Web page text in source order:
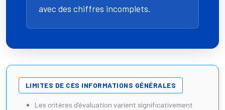
avec des chiffres incomplets.
LIMITES DE CES INFORMATIONS GÉNÉRALES
Les critères d’évaluation varient significativement